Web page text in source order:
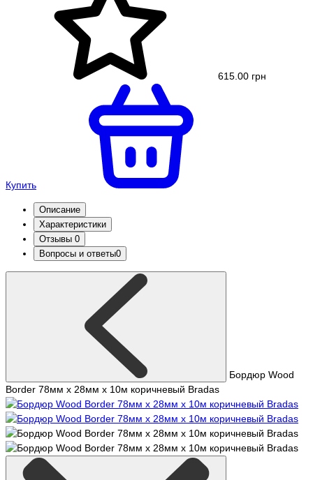
615.00 грн
Купить
Описание
Характеристики
Отзывы 0
Вопросы и ответы0
Бордюр Wood
Border 78мм х 28мм х 10м коричневый Bradas